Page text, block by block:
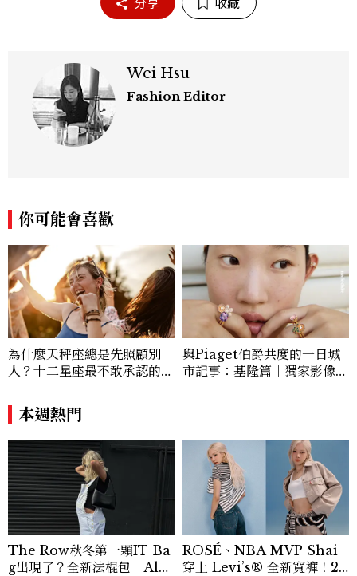
Wei Hsu
Fashion Editor
你可能會喜歡
為什麼天秤座總是先照顧別
人？十二星座最不敢承認的一
差，回家之後想很久
與Piaget伯爵共度的一日城
市記事：基隆篇｜獨家影像故
本週熱門
The Row秋冬第一顆IT Ba
g出現了？全新法棍包「Alm
ROSÉ、NBA MVP Shai
穿上 Levi’s® 全新寬褲！20